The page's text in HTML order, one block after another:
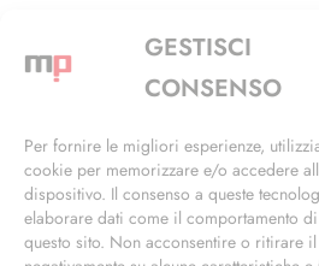
GESTISCI
CONSENSO
Per fornire le migliori esperienze,
cookie per memorizzare e/o accedere
dispositivo. Il consenso a queste
elaborare dati come il comportamento
questo sito. Non acconsentire o ritirare
Via Alfieri, 27 - Trezzano Sul
+39 02 4846 3155
info@masterphil.it